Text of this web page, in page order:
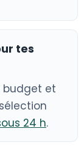
tes
budget et
24 h.